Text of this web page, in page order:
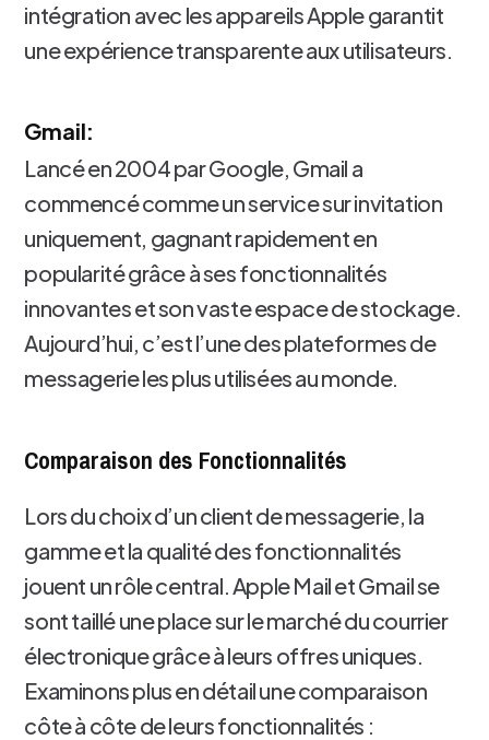
intégration avec les appareils Apple garantit
une expérience transparente aux utilisateurs.
Gmail:
Lancé en 2004 par Google, Gmail a
commencé comme un service sur invitation
uniquement, gagnant rapidement en
popularité grâce à ses fonctionnalités
innovantes et son vaste espace de stockage.
Aujourd’hui, c’est l’une des plateformes de
messagerie les plus utilisées au monde.
Comparaison des Fonctionnalités
Lors du choix d’un client de messagerie, la
gamme et la qualité des fonctionnalités
jouent un rôle central. Apple Mail et Gmail se
sont taillé une place sur le marché du courrier
électronique grâce à leurs offres uniques.
Examinons plus en détail une comparaison
côte à côte de leurs fonctionnalités :